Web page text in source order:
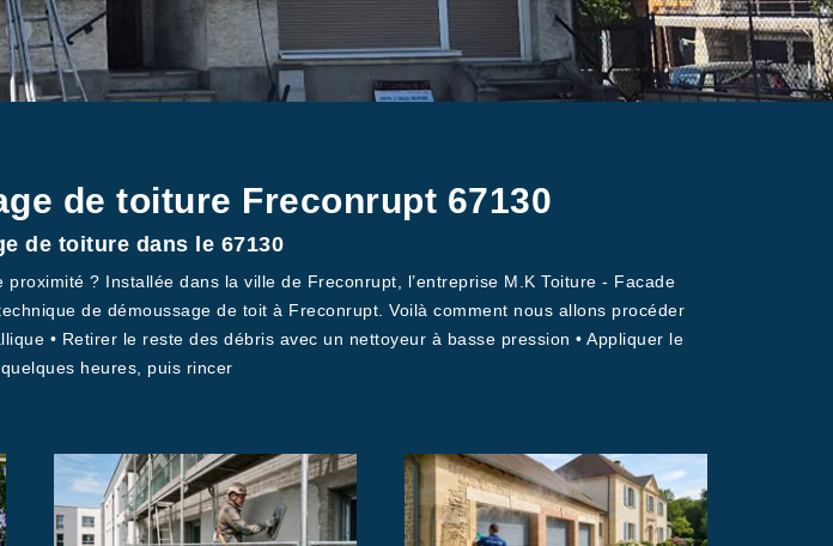
de toiture Freconrupt 67130
de toiture dans le 67130
? Installée dans la ville de Freconrupt, l’entreprise M.K Toiture - Facade
de démoussage de toit à Freconrupt. Voilà comment nous allons procéder
• Retirer le reste des débris avec un nettoyeur à basse pression • Appliquer le
heures, puis rincer